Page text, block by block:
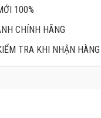
100%
CHÍNH HÃNG
TRA KHI NHẬN HÀNG